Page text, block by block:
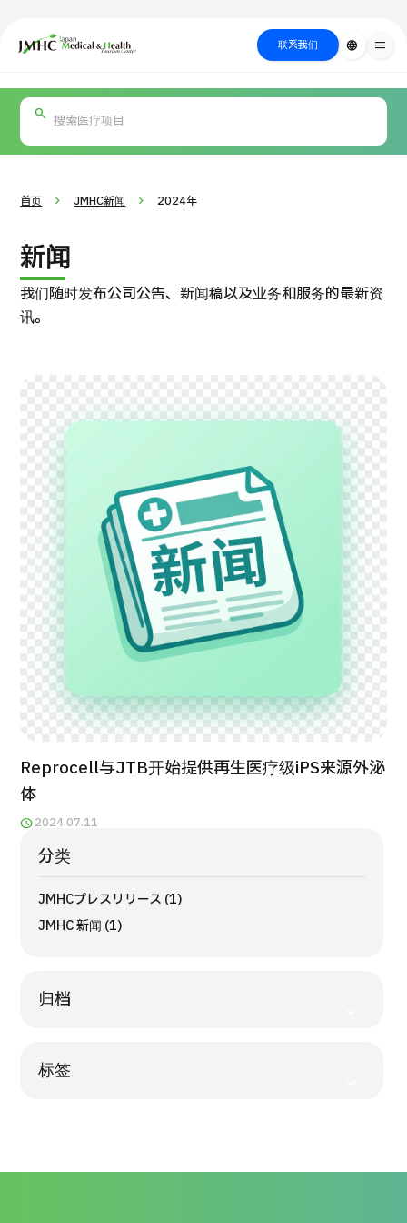
日本医疗健康雅旅中心（JMHC） 联系我们 language menu
关于日本医疗
按部位・疾
病搜索
方法搜索
医疗
TOP
关于JMHC
面向国际患者
关于日本医疗
就诊流程
医疗项目检索
按检查・术式・
治疗方法搜索
内容精选
运营公司
公司指南与政策
PICK UP PROGRAM
国际 第二医疗意见（湘南镰仓综合医院）
治療
2026.01.12
首页 JMHC新闻 2024年
新闻
我们随时发布公司公告、新闻稿以及业务和服务的最新资
讯。
Reprocell与JTB开始提供再生医疗级iPS来源外泌
体
2024.07.11
分类
JMHCプレスリリース (1)
JMHC 新闻 (1)
归档
标签